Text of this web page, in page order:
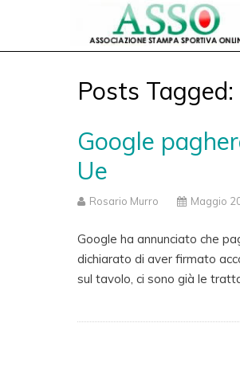
Posts
Google
Ue
Rosario Murro Maggio
Google ha annunciato che
dichiarato di aver firmato
sul tavolo, ci sono già le